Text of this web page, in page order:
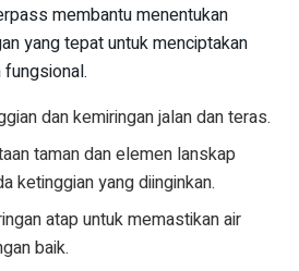
membantu menentukan
yang tepat untuk menciptakan
fungsional.
dan kemiringan jalan dan teras.
taman dan elemen lanskap
ketinggian yang diinginkan.
atap untuk memastikan air
baik.